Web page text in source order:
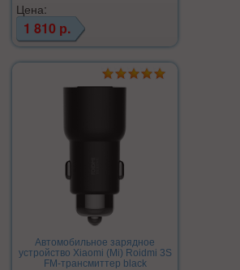
Цена:
1 810 р.
Автомобильное зарядное
устройство Xiaomi (Mi) Roidmi 3S
FM-трансмиттер black